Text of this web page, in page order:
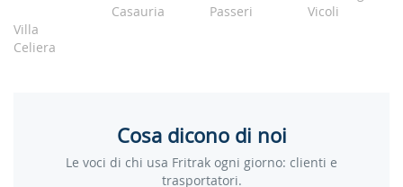
Casauria
Passeri
Vicoli
Villa
Celiera
Cosa dicono di noi
Le voci di chi usa Fritrak ogni giorno: clienti e
trasportatori.